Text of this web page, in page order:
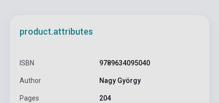
product.attributes
ISBN 9789634095040
Author Nagy György
Pages 204